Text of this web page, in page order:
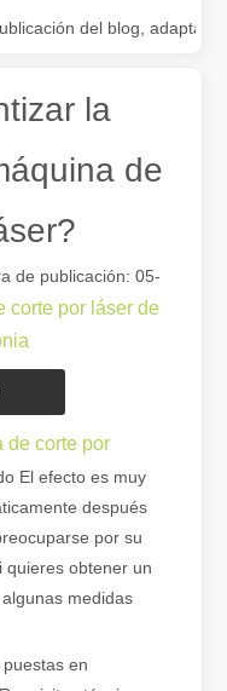
del blog,
de tubos por láser
la
de
publicación: 05-
corte por láser de
de corte por
El efecto es muy
después
por su
quieres obtener un
medidas
en